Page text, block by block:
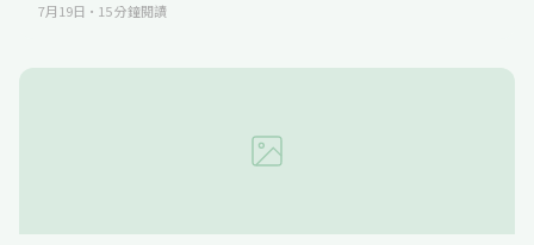
7月19日 · 15分鐘閱讀